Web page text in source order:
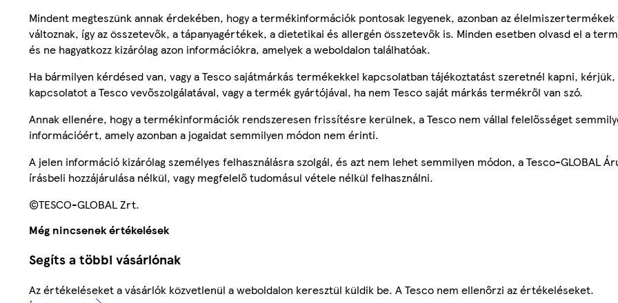
Mindent megteszünk annak érdekében, hogy a termékinformációk pontosak legyenek, azonban az élelmiszertermékek
változnak, így az összetevők, a tápanyagértékek, a dietetikai és allergén összetevők is. Minden esetben olvasd el a
és ne hagyatkozz kizárólag azon információkra, amelyek a weboldalon találhatóak.
Ha bármilyen kérdésed van, vagy a Tesco sajátmárkás termékekkel kapcsolatban tájékoztatást szeretnél kapni, kérjük,
kapcsolatot a Tesco vevőszolgálatával, vagy a termék gyártójával, ha nem Tesco saját márkás termékről van szó.
Annak ellenére, hogy a termékinformációk rendszeresen frissítésre kerülnek, a Tesco nem vállal felelősséget
információért, amely azonban a jogaidat semmilyen módon nem érinti.
A jelen információ kizárólag személyes felhasználásra szolgál, és azt nem lehet semmilyen módon, a Tesco-GLOBAL
írásbeli hozzájárulása nélkül, vagy megfelelő tudomásul vétele nélkül felhasználni.
©TESCO-GLOBAL Zrt.
Még nincsenek értékelések
Segíts a többi vásárlónak
Az értékeléseket a vásárlók közvetlenül a weboldalon keresztül küldik be. A Tesco nem ellenőrzi az értékeléseket.